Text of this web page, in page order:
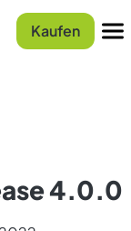
Kaufen
Menu
4.0.0